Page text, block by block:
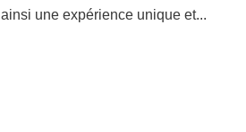
ainsi une expérience unique et...